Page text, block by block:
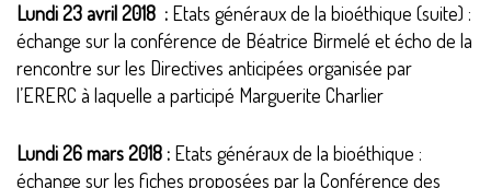
Lundi 23 avril 2018 : Etats généraux de la bioéthique (suite) :
échange sur la conférence de Béatrice Birmelé et écho de la
rencontre sur les Directives anticipées organisée par
l’ERERC à laquelle a participé Marguerite Charlier
Lundi 26 mars 2018 : Etats généraux de la bioéthique :
échange sur les fiches proposées par la Conférence des